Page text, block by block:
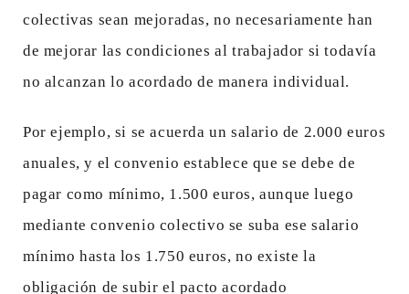
colectivas sean mejoradas, no necesariamente han
de mejorar las condiciones al trabajador si todavía
no alcanzan lo acordado de manera individual.
Por ejemplo, si se acuerda un salario de 2.000 euros
anuales, y el convenio establece que se debe de
pagar como mínimo, 1.500 euros, aunque luego
mediante convenio colectivo se suba ese salario
mínimo hasta los 1.750 euros, no existe la
obligación de subir el pacto acordado